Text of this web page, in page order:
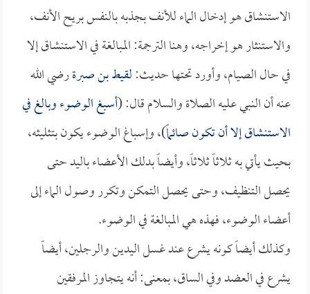
الاستنشاق هو إدخال الماء للأنف بجذبه بالنفس بريح الأنف،
والاستنثار هو إخراجه، وهنا الترجمة: المبالغة في الاستنشاق إلا
في حال الصيام، وأورد تحتها حديث:لقيط بن صبرةرضي الله
عنه أن النبي عليه الصلاة والسلام قال: (أسبغ الوضوء وبالغ في
الاستنشاق إلا أن تكون صائماً)، وإسباغ الوضوء يكون بتثليثه،
بحيث يأتي به ثلاثاً ثلاثاً، وأيضاً بدلك الأعضاء باليد حتى
يحصل التنظيف، وحتى يحصل التمكن وتكرر وصول الماء إلى
أعضاء الوضوء، فهذه هي المبالغة في الوضوء.
وكذلك أيضاً كونه يشرع عند غسل اليدين والرجلين، أيضاً
يشرع في العضد وفي الساق، بمعنى: أنه يتجاوز المرفقين